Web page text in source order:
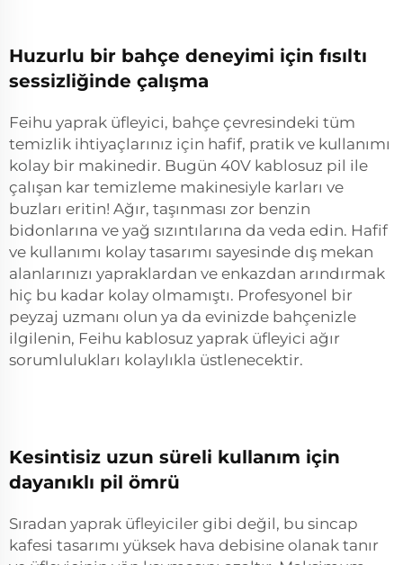
Huzurlu bir bahçe deneyimi için fısıltı
sessizliğinde çalışma
Feihu yaprak üfleyici, bahçe çevresindeki tüm
temizlik ihtiyaçlarınız için hafif, pratik ve kullanımı
kolay bir makinedir. Bugün 40V kablosuz pil ile
çalışan kar temizleme makinesiyle karları ve
buzları eritin! Ağır, taşınması zor benzin
bidonlarına ve yağ sızıntılarına da veda edin. Hafif
ve kullanımı kolay tasarımı sayesinde dış mekan
alanlarınızı yapraklardan ve enkazdan arındırmak
hiç bu kadar kolay olmamıştı. Profesyonel bir
peyzaj uzmanı olun ya da evinizde bahçenizle
ilgilenin, Feihu kablosuz yaprak üfleyici ağır
sorumlulukları kolaylıkla üstlenecektir.
Kesintisiz uzun süreli kullanım için
dayanıklı pil ömrü
Sıradan yaprak üfleyiciler gibi değil, bu sincap
kafesi tasarımı yüksek hava debisine olanak tanır